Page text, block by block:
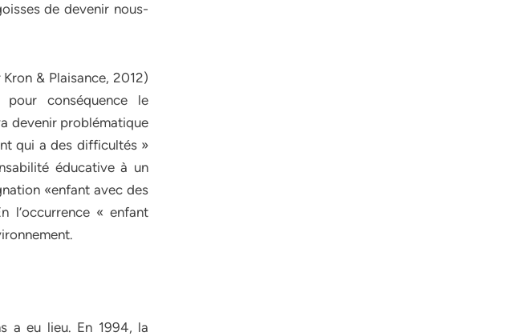
de devenir nous-
& Plaisance, 2012)
conséquence le
devenir problématique
qui a des difficultés »
éducative à un
«enfant avec des
l’occurrence « enfant
a eu lieu. En 1994, la